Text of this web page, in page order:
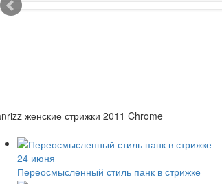
женские стрижки 2011 Chrome
24 июня
Переосмысленный стиль панк в стрижке